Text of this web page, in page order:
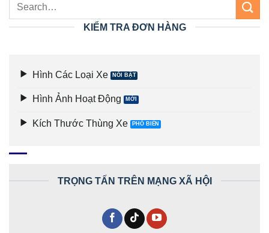
KIỂM TRA ĐƠN HÀNG
Hình Các Loại Xe
Hình Ảnh Hoạt Động
Kích Thước Thùng Xe
TRỌNG TẤN TRÊN MẠNG XÃ HỘI